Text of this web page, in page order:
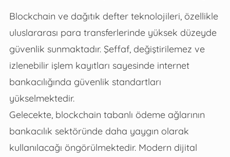
Blockchain ve dağıtık defter teknolojileri, özellikle
uluslararası para transferlerinde yüksek düzeyde
güvenlik sunmaktadır. Şeffaf, değiştirilemez ve
izlenebilir işlem kayıtları sayesinde internet
bankacılığında güvenlik standartları
yükselmektedir.
Gelecekte, blockchain tabanlı ödeme ağlarının
bankacılık sektöründe daha yaygın olarak
kullanılacağı öngörülmektedir. Modern dijital